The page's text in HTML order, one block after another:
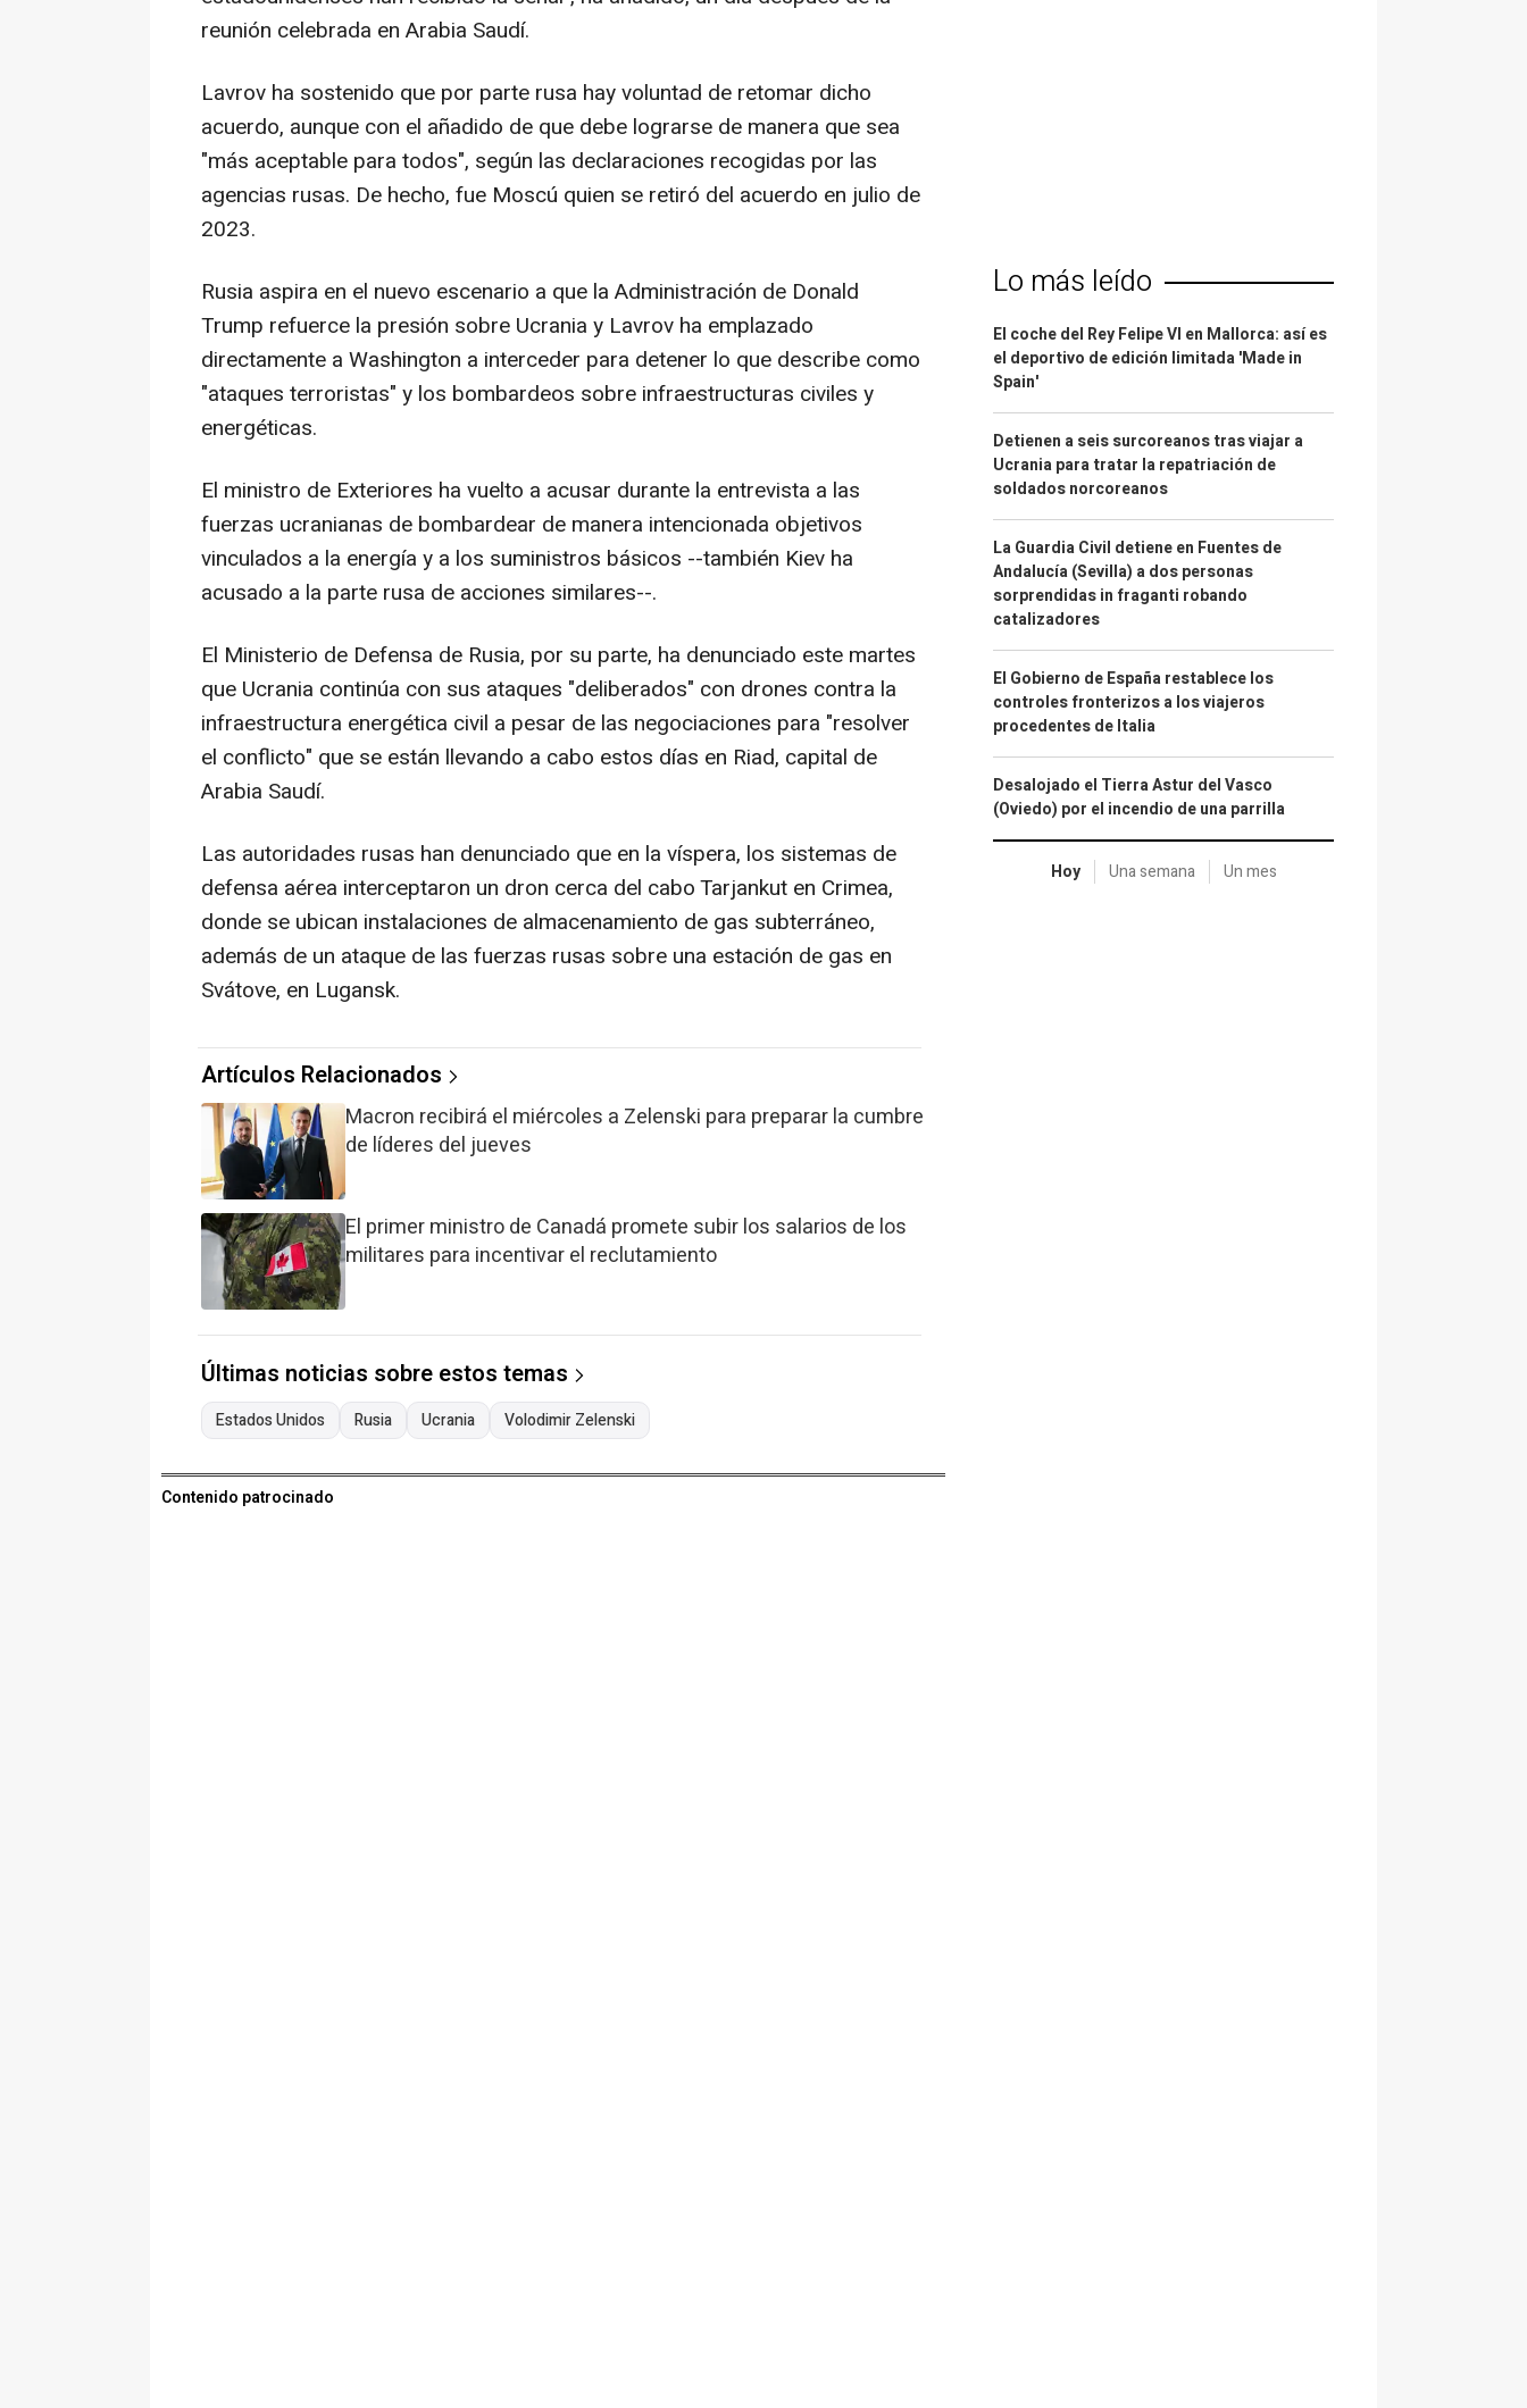
reunión celebrada en Arabia Saudí.
Lavrov ha sostenido que por parte rusa hay voluntad de retomar dicho
acuerdo, aunque con el añadido de que debe lograrse de manera que sea
"más aceptable para todos", según las declaraciones recogidas por las
agencias rusas. De hecho, fue Moscú quien se retiró del acuerdo en julio de
2023.
Rusia aspira en el nuevo escenario a que la Administración de Donald
Trump refuerce la presión sobre Ucrania y Lavrov ha emplazado
directamente a Washington a interceder para detener lo que describe como
"ataques terroristas" y los bombardeos sobre infraestructuras civiles y
energéticas.
El ministro de Exteriores ha vuelto a acusar durante la entrevista a las
fuerzas ucranianas de bombardear de manera intencionada objetivos
vinculados a la energía y a los suministros básicos --también Kiev ha
acusado a la parte rusa de acciones similares--.
El Ministerio de Defensa de Rusia, por su parte, ha denunciado este martes
que Ucrania continúa con sus ataques "deliberados" con drones contra la
infraestructura energética civil a pesar de las negociaciones para "resolver
el conflicto" que se están llevando a cabo estos días en Riad, capital de
Arabia Saudí.
Las autoridades rusas han denunciado que en la víspera, los sistemas de
defensa aérea interceptaron un dron cerca del cabo Tarjankut en Crimea,
donde se ubican instalaciones de almacenamiento de gas subterráneo,
además de un ataque de las fuerzas rusas sobre una estación de gas en
Svátove, en Lugansk.
Artículos Relacionados
Macron recibirá el miércoles a Zelenski para preparar la cumbre
de líderes del jueves
El primer ministro de Canadá promete subir los salarios de los
militares para incentivar el reclutamiento
Últimas noticias sobre estos temas
Estados Unidos Rusia Ucrania Volodimir Zelenski
Contenido patrocinado
Lo más leído
El coche del Rey Felipe VI en Mallorca: así es
el deportivo de edición limitada 'Made in
Spain'
Detienen a seis surcoreanos tras viajar a
Ucrania para tratar la repatriación de
soldados norcoreanos
La Guardia Civil detiene en Fuentes de
Andalucía (Sevilla) a dos personas
sorprendidas in fraganti robando
catalizadores
El Gobierno de España restablece los
controles fronterizos a los viajeros
procedentes de Italia
Desalojado el Tierra Astur del Vasco
(Oviedo) por el incendio de una parrilla
Hoy Una semana Un mes